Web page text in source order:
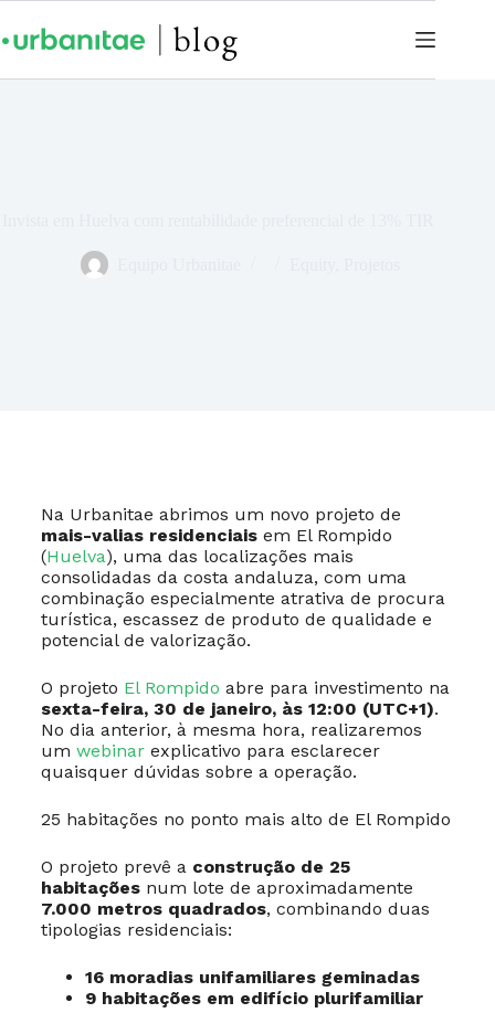
Na Urbanitae abrimos um novo projeto de
mais-valias residenciaisem El Rompido
(Huelva), uma das localizações mais
consolidadas da costa andaluza, com uma
combinação especialmente atrativa de procura
turística, escassez de produto de qualidade e
potencial de valorização.
O projeto El Rompido abre para investimento na
sexta-feira, 30 de janeiro, às 12:00 (UTC+1).
No dia anterior, à mesma hora, realizaremos
um webinarexplicativo para esclarecer
quaisquer dúvidas sobre a operação.
25 habitações no ponto mais alto de El Rompido
O projeto prevê a construção de 25
habitaçõesnum lote de aproximadamente
7.000 metros quadrados, combinando duas
tipologias residenciais:
16 moradias unifamiliares geminadas
9 habitações em edifício plurifamiliar